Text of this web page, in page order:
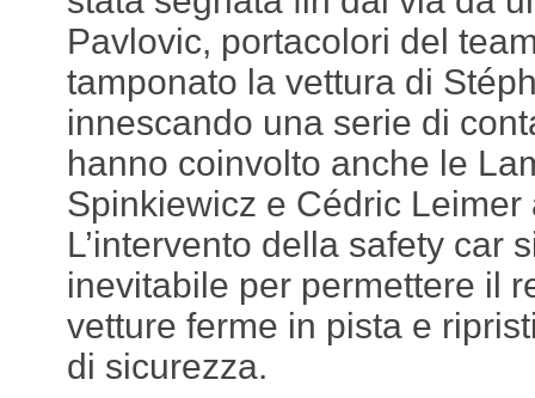
Pavlovic, portacolori del
tamponato la vettura di
innescando una serie di
hanno coinvolto anche le
Spinkiewicz e Cédric
L’intervento della safety car
inevitabile per permettere il
vetture ferme in pista e
di sicurezza.